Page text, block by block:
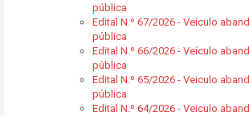
pública
Edital N.º 67/2026 - Veículo
pública
Edital N.º 66/2026 - Veículo
pública
Edital N.º 65/2026 - Veiculo
pública
Edital N.º 64/2026 - Veiculo